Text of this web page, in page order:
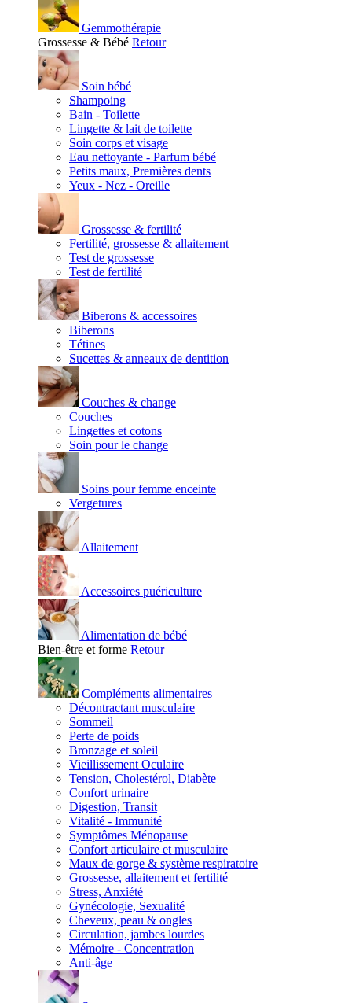
Gemmothérapie
Grossesse & Bébé Retour
Soin bébé
Shampoing
Bain - Toilette
Lingette & lait de toilette
Soin corps et visage
Eau nettoyante - Parfum bébé
Petits maux, Premières dents
Yeux - Nez - Oreille
Grossesse & fertilité
Fertilité, grossesse & allaitement
Test de grossesse
Test de fertilité
Biberons & accessoires
Biberons
Tétines
Sucettes & anneaux de dentition
Couches & change
Couches
Lingettes et cotons
Soin pour le change
Soins pour femme enceinte
Vergetures
Allaitement
Accessoires puériculture
Alimentation de bébé
Bien-être et forme Retour
Compléments alimentaires
Décontractant musculaire
Sommeil
Perte de poids
Bronzage et soleil
Vieillissement Oculaire
Tension, Cholestérol, Diabète
Confort urinaire
Digestion, Transit
Vitalité - Immunité
Symptômes Ménopause
Confort articulaire et musculaire
Maux de gorge & système respiratoire
Grossesse, allaitement et fertilité
Stress, Anxiété
Gynécologie, Sexualité
Cheveux, peau & ongles
Circulation, jambes lourdes
Mémoire - Concentration
Anti-âge